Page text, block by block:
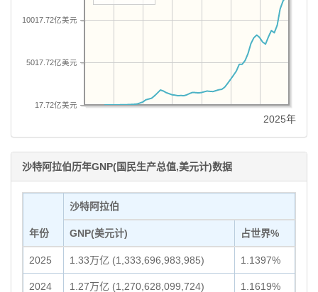
17.72亿美元
5017.72亿美元
10017.72亿美元
2025年
沙特阿拉伯历年GNP(国民生产总值,美元计)数据
年份
沙特阿拉伯
GNP(美元计) 占世界%
2025 1.33万亿 (1,333,696,983,985) 1.1397%
2024 1.27万亿 (1,270,628,099,724) 1.1619%